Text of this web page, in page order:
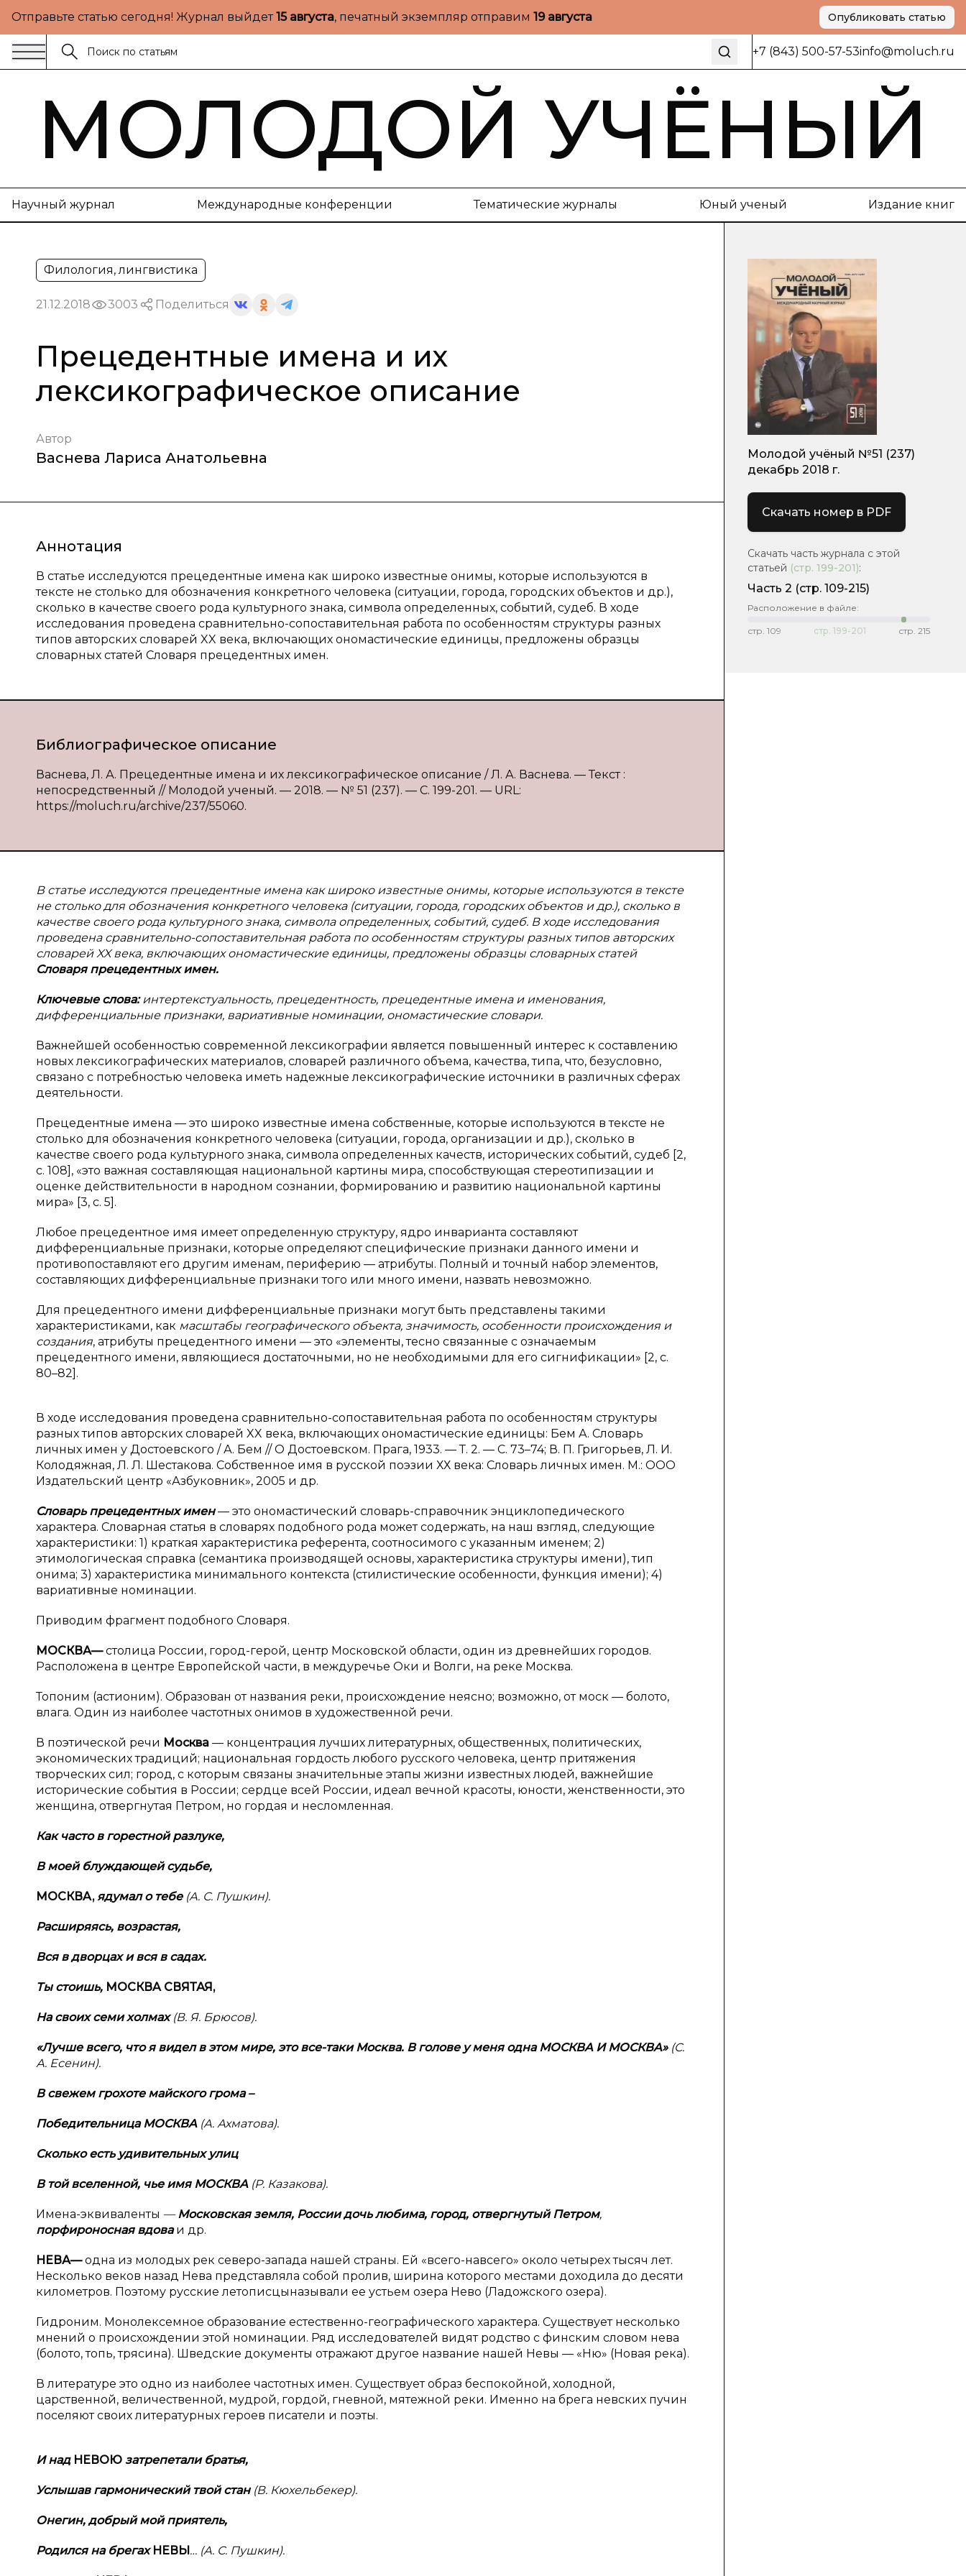
Отправьте статью сегодня! Журнал выйдет15 августа, печатный экземпляр отправим 19 августа Опубликовать статью
+7 (843) 500-57-53info@moluch.ru
МОЛОДОЙ УЧЁНЫЙ
Научный журнал Международные конференции Тематические журналы Юный ученый Издание книг
Филология, лингвистика
21.12.2018 3003 Поделиться
Прецедентные имена и их
лексикографическое описание
Автор
Васнева Лариса Анатольевна
Аннотация
В статье исследуются прецедентные имена как широко известные онимы, которые используются в
тексте не столько для обозначения конкретного человека (ситуации, города, городских объектов и др.),
сколько в качестве своего рода культурного знака, символа определенных, событий, судеб. В ходе
исследования проведена сравнительно-сопоставительная работа по особенностям структуры разных
типов авторских словарей XX века, включающих ономастические единицы, предложены образцы
словарных статей Словаря прецедентных имен.
Библиографическое описание
Васнева, Л. А. Прецедентные имена и их лексикографическое описание / Л. А. Васнева. — Текст :
непосредственный // Молодой ученый. — 2018. — № 51 (237). — С. 199-201. — URL:
https://moluch.ru/archive/237/55060.
В статье исследуются прецедентные имена как широко известные онимы, которые используются в тексте
не столько для обозначения конкретного человека (ситуации, города, городских объектов и др.), сколько в
качестве своего рода культурного знака, символа определенных, событий, судеб. В ходе исследования
проведена сравнительно-сопоставительная работа по особенностям структуры разных типов авторских
словарей XX века, включающих ономастические единицы, предложены образцы словарных статей
Словаря прецедентных имен.
Ключевые слова:интертекстуальность, прецедентность, прецедентные имена и именования,
дифференциальные признаки, вариативные номинации, ономастические словари.
Важнейшей особенностью современной лексикографии является повышенный интерес к составлению
новых лексикографических материалов, словарей различного объема, качества, типа, что, безусловно,
связано с потребностью человека иметь надежные лексикографические источники в различных сферах
деятельности.
Прецедентные имена — это широко известные имена собственные, которые используются в тексте не
столько для обозначения конкретного человека (ситуации, города, организации и др.), сколько в
качестве своего рода культурного знака, символа определенных качеств, исторических событий, судеб [2,
с. 108], «это важная составляющая национальной картины мира, способствующая стереотипизации и
оценке действительности в народном сознании, формированию и развитию национальной картины
мира» [3, с. 5].
Любое прецедентное имя имеет определенную структуру, ядро инварианта составляют
дифференциальные признаки, которые определяют специфические признаки данного имени и
противопоставляют его другим именам, периферию — атрибуты. Полный и точный набор элементов,
составляющих дифференциальные признаки того или много имени, назвать невозможно.
Для прецедентного имени дифференциальные признаки могут быть представлены такими
характеристиками, как масштабы географического объекта, значимость, особенности происхождения и
создания, атрибуты прецедентного имени — это «элементы, тесно связанные с означаемым
прецедентного имени, являющиеся достаточными, но не необходимыми для его сигнификации» [2, с.
80–82].
В ходе исследования проведена сравнительно-сопоставительная работа по особенностям структуры
разных типов авторских словарей XX века, включающих ономастические единицы: Бем А. Словарь
личных имен у Достоевского / А. Бем // О Достоевском. Прага, 1933. — Т. 2. — С. 73–74; В. П. Григорьев, Л. И.
Колодяжная, Л. Л. Шестакова. Собственное имя в русской поэзии ХХ века: Словарь личных имен. М.: ООО
Издательский центр «Азбуковник», 2005 и др.
Словарь прецедентных имен— это ономастический словарь-справочник энциклопедического
характера. Словарная статья в словарях подобного рода может содержать, на наш взгляд, следующие
характеристики: 1) краткая характеристика референта, соотносимого с указанным именем; 2)
этимологическая справка (семантика производящей основы, характеристика структуры имени), тип
онима; 3) характеристика минимального контекста (стилистические особенности, функция имени); 4)
вариативные номинации.
Приводим фрагмент подобного Словаря.
МОСКВА—столица России, город-герой, центр Московской области, один из древнейших городов.
Расположена в центре Европейской части, в междуречье Оки и Волги, на реке Москва.
Топоним (астионим). Образован от названия реки, происхождение неясно; возможно, от моск — болото,
влага. Один из наиболее частотных онимов в художественной речи.
В поэтической речи Москва — концентрация лучших литературных, общественных, политических,
экономических традиций; национальная гордость любого русского человека, центр притяжения
творческих сил; город, с которым связаны значительные этапы жизни известных людей, важнейшие
исторические события в России; сердце всей России, идеал вечной красоты, юности, женственности, это
женщина, отвергнутая Петром, но гордая и несломленная.
Как часто в горестной разлуке,
В моей блуждающей судьбе,
МОСКВA,ядумал о тебе(А. С. Пушкин).
Расширяясь, возрастая,
Вся в дворцах и вся в садах.
Ты стоишь, МОСКВA СВЯТАЯ,
На своих семи холмах(В. Я. Брюсов).
«Лучше всего, что я видел в этом мире, это все-таки Москва. В голове у меня одна МОСКВA И МОСКВA»(С.
А. Есенин).
В свежем грохоте майского грома –
Победительница МОСКВA(А. Ахматова).
Сколько есть удивительных улиц
В той вселенной, чье имя МОСКВA(Р. Казакова).
Имeнa-эквивaлeнты — Московская земля, России дочь любима, город, отвергнутый Петром,
порфироносная вдоваи др.
НЕВА—одна из молодых рек северо-запада нашей страны. Ей «всего-навсего» около четырех тысяч лет.
Несколько веков назад Нева представляла собой пролив, ширина которого местами доходила до десяти
километров. Поэтому русские летописцыназывали ее устьем озера Нево (Ладожского озера).
Гидроним. Монолексемное образование естественно-географического характера. Существует несколько
мнений о происхождении этой номинации. Ряд исследователей видят родство с финским словом нева
(болото, топь, трясина). Шведские документы отражают другое название нашей Невы — «Ню» (Новая река).
В литературе это одно из наиболее частотных имен. Существует образ беспокойной, холодной,
царственной, величественной, мудрой, гордой, гневной, мятежной реки. Именно на брега невских пучин
поселяют своих литературных героев писатели и поэты.
И над НEВОЮ затрепетали братья,
Услышав гармонический твой стан (В. Кюхельбекер).
Онегин, добрый мой приятель,
Родился на брегахНEВЫ… (А. С. Пушкин).
Молодой учёный №51 (237)
декабрь 2018 г.
Скачать номер в PDF
Скачать часть журнала с этой
статьей (стр. 199-201):
Часть 2 (стр. 109-215)
Расположение в файле:
стр. 109 стр. 199-201 стр. 215